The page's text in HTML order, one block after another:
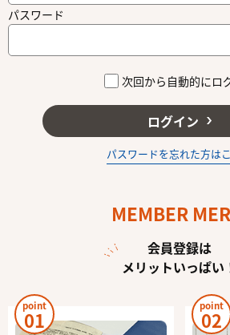
パスワード
次回から自動的にロ
ログイン
パスワードを忘れた方は
MEMBER
会員登録は
メリットいっぱい
point
01
point
02